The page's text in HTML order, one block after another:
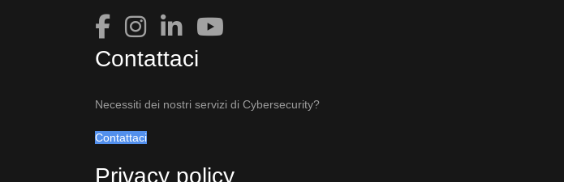
Contattaci
Necessiti dei nostri servizi di Cybersecurity?
Contattaci
Privacy policy